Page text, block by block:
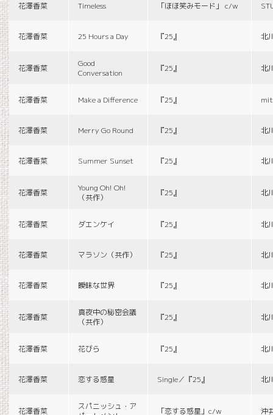
花澤香菜 Timeless 「ほほ笑みモード」 c/w
花澤香菜 25 Hours a Day 『25』 北
花澤香菜
Good
Conversation
『25』 北
花澤香菜 Make a Difference 『25』
花澤香菜 Merry Go Round 『25』 北
花澤香菜 Summer Sunset 『25』 北
花澤香菜
Young Oh! Oh!
（共作）
『25』 北
花澤香菜 ダエンケイ 『25』 北
花澤香菜 マラソン（共作） 『25』 北
花澤香菜 曖昧な世界 『25』 北
花澤香菜
真夜中の秘密会議
（共作）
『25』 北
花澤香菜 花びら 『25』 北
花澤香菜 恋する惑星 Single／『25』 北
花澤香菜
スパニッシュ・ア
「恋する惑星」c/w 沖